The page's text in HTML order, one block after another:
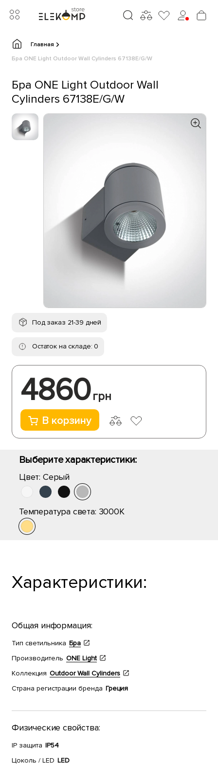
Главная
Бра ONE Light Outdoor Wall Cylinders 67138E/G/W
Бра ONE Light Outdoor Wall
Cylinders 67138E/G/W
Под заказ 21-39 дней
Остаток на складе: 0
4860грн
В корзину
Выберите характеристики:
Цвет: Серый
Температура света: 3000K
Характеристики:
Общая информация:
Тип светильника Бра
Производитель ONE Light
Коллекция Outdoor Wall Cylinders
Страна регистрации бренда Греция
Физические свойства:
IP защита IP54
Цоколь / LED LED